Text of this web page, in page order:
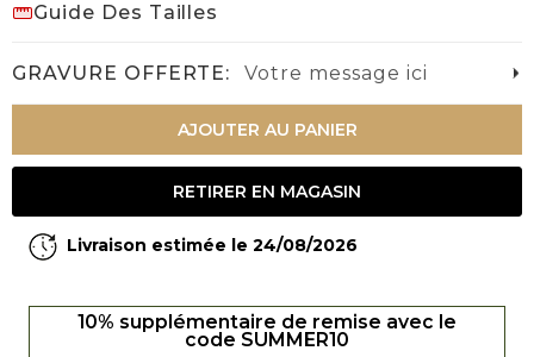
Guide Des Tailles
GRAVURE OFFERTE: Votre message ici
AJOUTER AU PANIER
RETIRER EN MAGASIN
Livraison estimée le 24/08/2026
10% supplémentaire de remise avec le
code SUMMER10